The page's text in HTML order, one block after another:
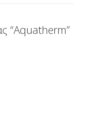
“Aquatherm”